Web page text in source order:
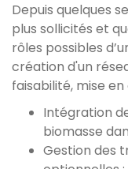
Depuis quelques
plus sollicités et
rôles possibles
création d'un
faisabilité, mise
Intégration
biomasse
Gestion des